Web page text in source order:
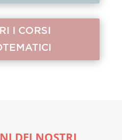
I CORSI
DEI NOSTRI